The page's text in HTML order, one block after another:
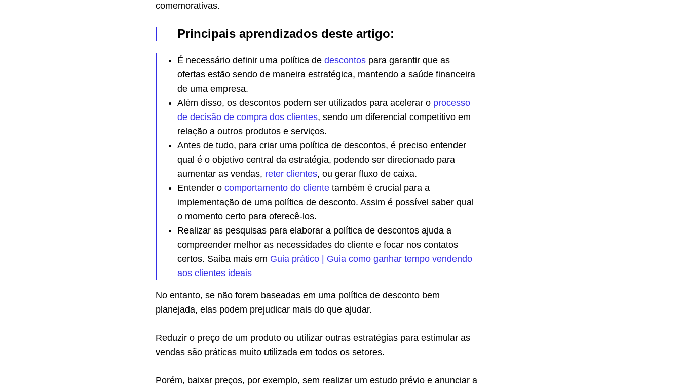
comemorativas.
Principais aprendizados deste artigo:
É necessário definir uma política de descontos para garantir que as
ofertas estão sendo de maneira estratégica, mantendo a saúde financeira
de uma empresa.
Além disso, os descontos podem ser utilizados para acelerar o processo
de decisão de compra dos clientes, sendo um diferencial competitivo em
relação a outros produtos e serviços.
Antes de tudo, para criar uma política de descontos, é preciso entender
qual é o objetivo central da estratégia, podendo ser direcionado para
aumentar as vendas, reter clientes, ou gerar fluxo de caixa.
Entender o comportamento do cliente também é crucial para a
implementação de uma política de desconto. Assim é possível saber qual
o momento certo para oferecê-los.
Realizar as pesquisas para elaborar a política de descontos ajuda a
compreender melhor as necessidades do cliente e focar nos contatos
certos. Saiba mais em Guia prático | Guia como ganhar tempo vendendo
aos clientes ideais
No entanto, se não forem baseadas em uma política de desconto bem
planejada, elas podem prejudicar mais do que ajudar.
Reduzir o preço de um produto ou utilizar outras estratégias para estimular as
vendas são práticas muito utilizada em todos os setores.
Porém, baixar preços, por exemplo, sem realizar um estudo prévio e anunciar a